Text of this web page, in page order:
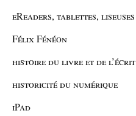
eReaders, tablettes, liseuses
Félix Fénéon
histoire du livre et de l’écrit
historicité du numérique
iPad